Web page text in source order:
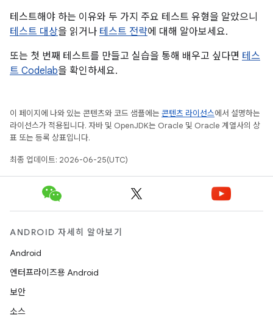
테스트해야 하는 이유와 두 가지 주요 테스트 유형을 알았으니
테스트 대상을 읽거나 테스트 전략에 대해 알아보세요.
또는 첫 번째 테스트를 만들고 실습을 통해 배우고 싶다면 테스
트 Codelab을 확인하세요.
이 페이지에 나와 있는 콘텐츠와 코드 샘플에는 콘텐츠 라이선스에서 설명하는
라이선스가 적용됩니다. 자바 및 OpenJDK는 Oracle 및 Oracle 계열사의 상
표 또는 등록 상표입니다.
최종 업데이트: 2026-06-25(UTC)
ANDROID 자세히 알아보기
Android
엔터프라이즈용 Android
보안
소스